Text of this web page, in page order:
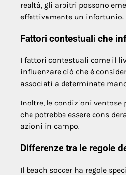
realtà, gli arbitri possono
effettivamente un infortunio.
Fattori contestuali che
I fattori contestuali come il
influenzare ciò che è
associati a determinate
Inoltre, le condizioni
che potrebbe essere
azioni in campo.
Differenze tra le regole
Il beach soccer ha regole